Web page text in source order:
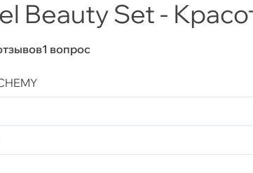
Beauty Set -
1 вопрос